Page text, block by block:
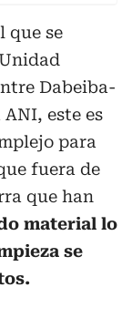
que se
Dabeiba-
este es
para
fuera de
que han
material lo
se